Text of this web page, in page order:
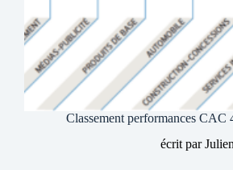
Classement performances CAC
écrit par